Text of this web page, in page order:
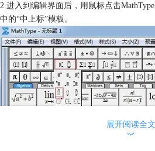
2.进入到编辑界面后，用鼠标点击
中的“中上标”模板。
展开阅读全文
︾